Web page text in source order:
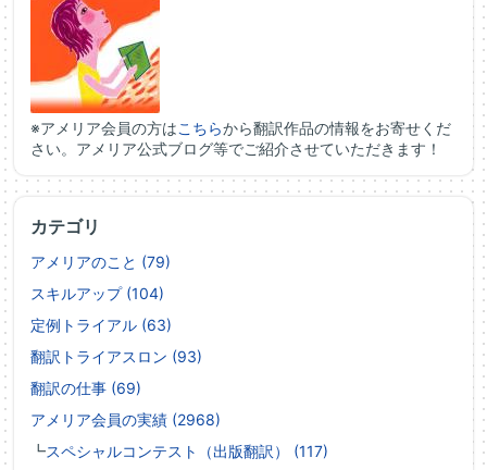
※アメリア会員の方はこちらから翻訳作品の情報をお寄せくだ
さい。アメリア公式ブログ等でご紹介させていただきます！
カテゴリ
アメリアのこと (79)
スキルアップ (104)
定例トライアル (63)
翻訳トライアスロン (93)
翻訳の仕事 (69)
アメリア会員の実績 (2968)
┗スペシャルコンテスト（出版翻訳） (117)